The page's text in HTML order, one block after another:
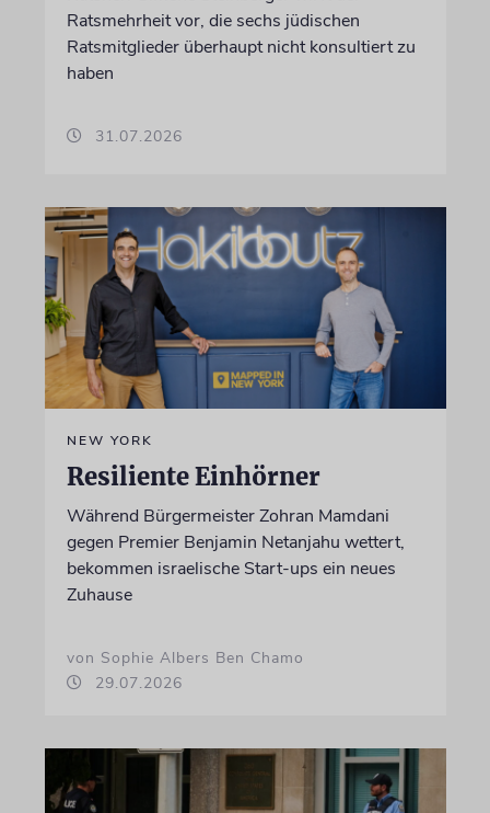
Ratsmehrheit vor, die sechs jüdischen
Ratsmitglieder überhaupt nicht konsultiert zu
haben
31.07.2026
NEW YORK
Resiliente Einhörner
Während Bürgermeister Zohran Mamdani
gegen Premier Benjamin Netanjahu wettert,
bekommen israelische Start-ups ein neues
Zuhause
von Sophie Albers Ben Chamo
29.07.2026